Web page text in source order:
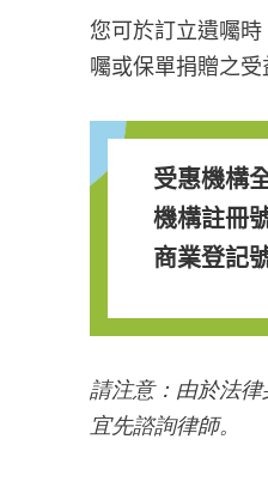
您可於訂立遺囑
囑或保單捐贈之受
受惠機構
機構註冊
商業登記
請注意：由於法
宜先諮詢律師。